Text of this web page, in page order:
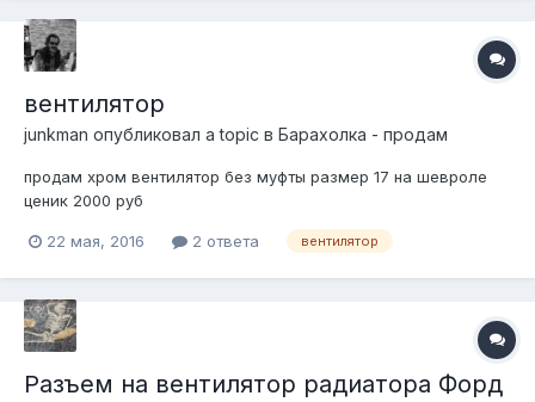
вентилятор
junkman опубликовал a topic в Барахолка - продам
продам хром вентилятор без муфты размер 17 на шевроле
ценик 2000 руб
22 мая, 2016 2 ответа вентилятор
Разъем на вентилятор радиатора Форд